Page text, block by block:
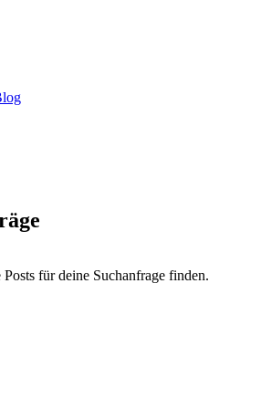
für deine Suchanfrage finden.